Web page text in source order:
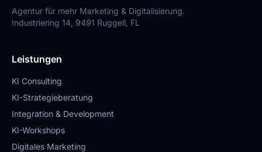
Agentur für mehr Marketing & Digitalisierung.
Industriering 14, 9491 Ruggell, FL
Leistungen
KI Consulting
KI-Strategieberatung
Integration & Development
KI-Workshops
Digitales Marketing